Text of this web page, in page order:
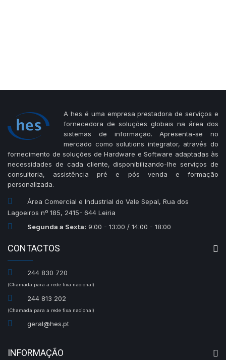
A hes é uma empresa prestadora de serviços e
fornecedora de soluções globais na área dos
sistemas de informação. Apresenta-se no
mercado como solutions integrator, através do
fornecimento de soluções de Hardware e Software adaptadas às
necessidades de cada cliente, disponibilizando-lhe serviços de
consultoria, assistência pré e pós venda e formação
personalizada.
Área Comercial e Industrial do Vale Sepal, Rua dos
Lagoeiros nº 185, 2415- 644 Leiria
Segunda a Sexta: 9:00 - 13:00 / 14:00 - 18:00
CONTACTOS
244 830 720
(Chamada para a rede fixa nacional)
244 813 202
(Chamada para a rede fixa nacional)
geral@hes.pt
INFORMAÇÃO